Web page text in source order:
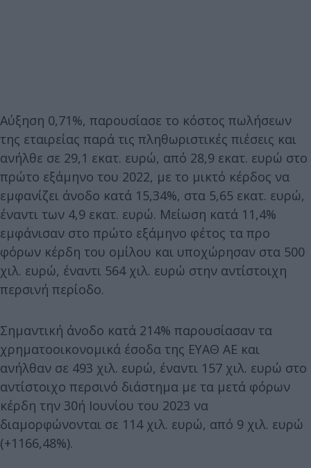
Αύξηση 0,71%, παρουσίασε το κόστος πωλήσεων
της εταιρείας παρά τις πληθωριστικές πιέσεις και
ανήλθε σε 29,1 εκατ. ευρώ, από 28,9 εκατ. ευρώ στο
πρώτο εξάμηνο του 2022, με το μικτό κέρδος να
εμφανίζει άνοδο κατά 15,34%, στα 5,65 εκατ. ευρώ,
έναντι των 4,9 εκατ. ευρώ. Μείωση κατά 11,4%
εμφάνισαν στο πρώτο εξάμηνο φέτος τα προ
φόρων κέρδη του ομίλου και υποχώρησαν στα 500
χιλ. ευρώ, έναντι 564 χιλ. ευρώ στην αντίστοιχη
περσινή περίοδο.
Σημαντική άνοδο κατά 214% παρουσίασαν τα
χρηματοοικονομικά έσοδα της ΕΥΑΘ ΑΕ και
ανήλθαν σε 493 χιλ. ευρώ, έναντι 157 χιλ. ευρώ στο
αντίστοιχο περσινό διάστημα με τα μετά φόρων
κέρδη την 30ή Ιουνίου του 2023 να
διαμορφώνονται σε 114 χιλ. ευρώ, από 9 χιλ. ευρώ
(+1166,48%).